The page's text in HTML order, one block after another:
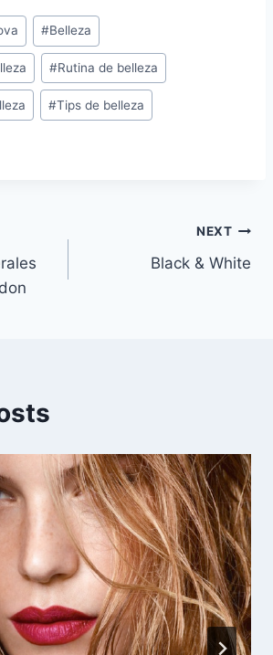
#Belleza
#Rutina de belleza
#Tips de belleza
NEXT
Black & White